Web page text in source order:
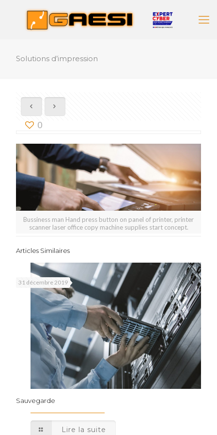
Solutions d’impression
0
Bussiness man Hand press button on panel of printer, printer
scanner laser office copy machine supplies start concept.
Articles Similaires
31 décembre 2019
Sauvegarde
Lire la suite